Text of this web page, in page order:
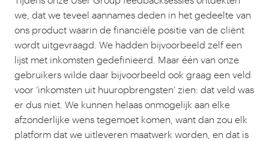
we, dat we teveel aannames deden in het gedeelte van
ons product waarin de financiële positie van de cliënt
wordt uitgevraagd. We hadden bijvoorbeeld zelf een
lijst met inkomsten gedefinieerd. Maar één van onze
gebruikers wilde daar bijvoorbeeld ook graag een veld
voor ‘inkomsten uit huuropbrengsten’ zien: dat veld was
er dus niet. We kunnen helaas onmogelijk aan elke
afzonderlijke wens tegemoet komen, want dan zou elk
platform dat we uitleveren maatwerk worden, en dat is